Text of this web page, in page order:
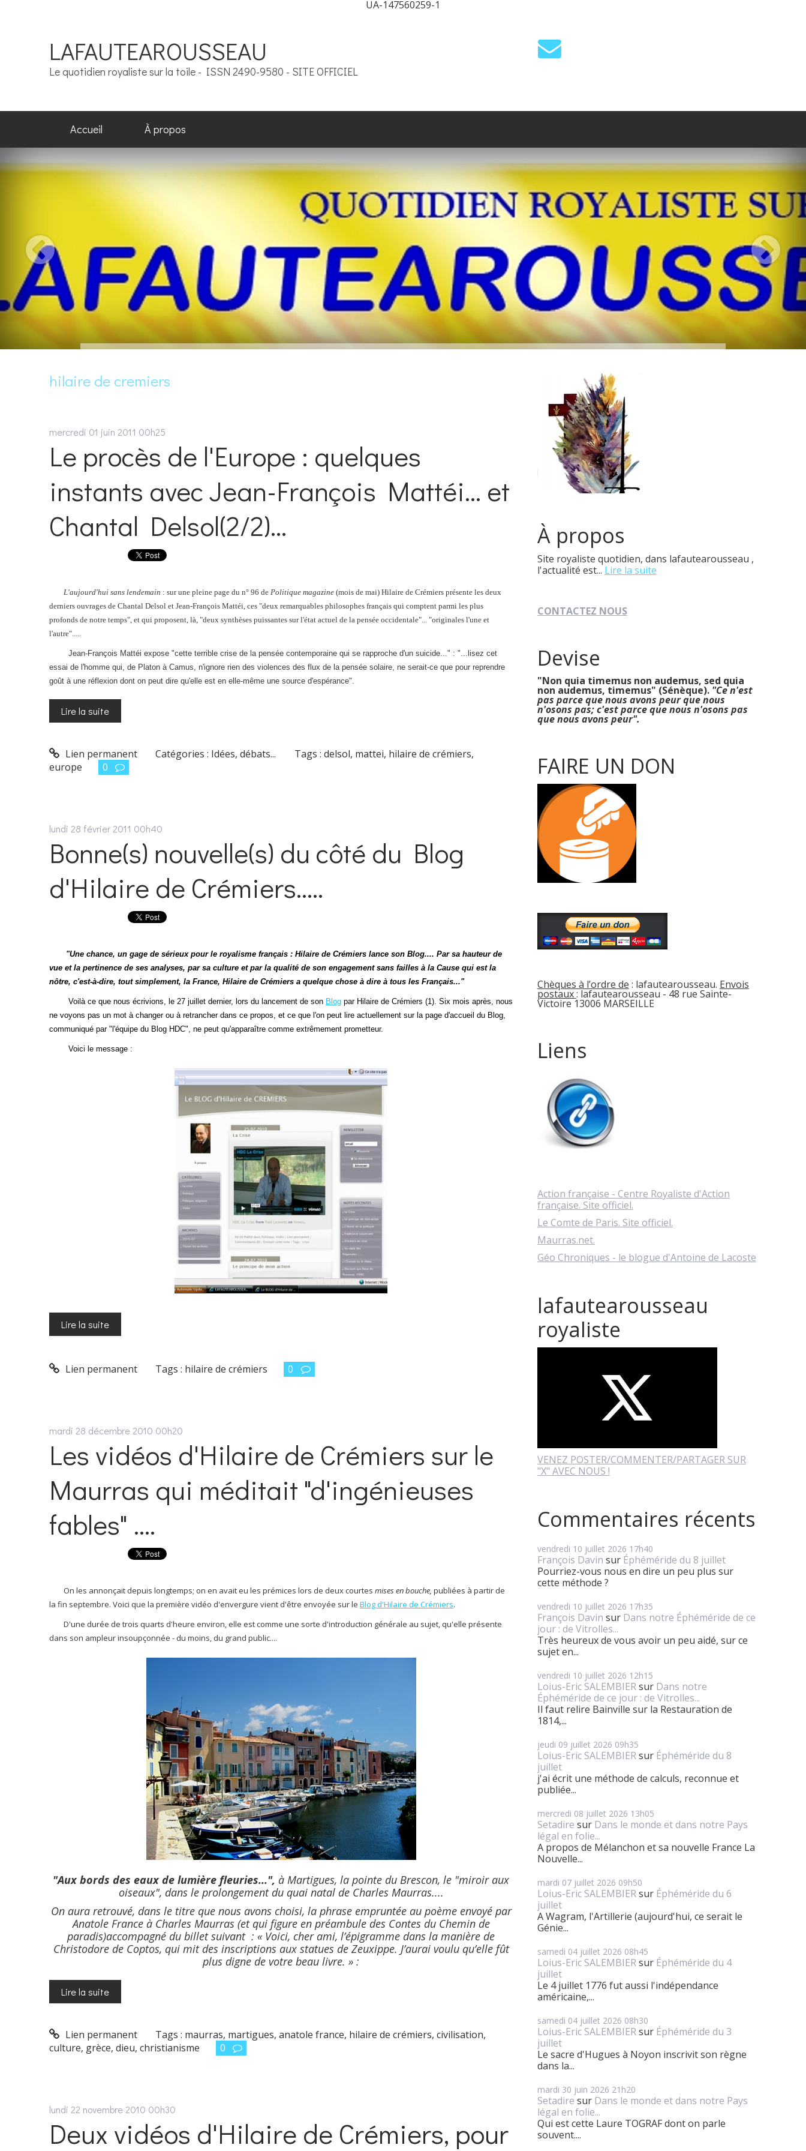
UA-147560259-1
LAFAUTEAROUSSEAU
Le quotidien royaliste sur la toile - ISSN 2490-9580 - SITE OFFICIEL
Accueil À propos
hilaire de cremiers
mercredi 01 juin 2011 00h25
Le procès de l'Europe : quelques
instants avec Jean-François Mattéi... et
Chantal Delsol(2/2)...
L'aujourd'hui sans lendemain : sur une pleine page du n° 96 de Politique magazine (mois de mai) Hilaire de Crémiers présente les deux
derniers ouvrages de Chantal Delsol et Jean-François Mattéi, ces "deux remarquables philosophes français qui comptent parmi les plus
profonds de notre temps", et qui proposent, là, "deux synthèses puissantes sur l'état actuel de la pensée occidentale"... "originales l'une et
l'autre".....
Jean-François Mattéi expose "cette terrible crise de la pensée contemporaine qui se rapproche d'un suicide..." : "...lisez cet
essai de l'homme qui, de Platon à Camus, n'ignore rien des violences des flux de la pensée solaire, ne serait-ce que pour reprendre
goût à une réflexion dont on peut dire qu'elle est en elle-même une source d'espérance".
Lire la suite
Lien permanent Catégories : Idées, débats... Tags :delsol, mattei, hilaire de crémiers,
europe
0
lundi 28 février 2011 00h40
Bonne(s) nouvelle(s) du côté du Blog
d'Hilaire de Crémiers.....
"Une chance, un gage de sérieux pour le royalisme français : Hilaire de Crémiers lance son Blog.... Par sa hauteur de
vue et la pertinence de ses analyses, par sa culture et par la qualité de son engagement sans failles à la Cause qui est la
nôtre, c'est-à-dire, tout simplement, la France, Hilaire de Crémiers a quelque chose à dire à tous les Français..."
Voilà ce que nous écrivions, le 27 juillet dernier, lors du lancement de son Blog par Hilaire de Crémiers (1). Six mois après, nous
ne voyons pas un mot à changer ou à retrancher dans ce propos, et ce que l'on peut lire actuellement sur la page d'accueil du Blog,
communiqué par "l'équipe du Blog HDC", ne peut qu'apparaître comme extrêmement prometteur.
Voici le message :
Lire la suite
Lien permanent Tags : hilaire de crémiers 0
mardi 28 décembre 2010 00h20
Les vidéos d'Hilaire de Crémiers sur le
Maurras qui méditait "d'ingénieuses
fables" ....
On les annonçait depuis longtemps; on en avait eu les prémices lors de deux courtes mises en bouche, publiées à partir de
la fin septembre. Voici que la première vidéo d'envergure vient d'être envoyée sur le Blog d'Hilaire de Crémiers.
D'une durée de trois quarts d'heure environ, elle est comme une sorte d'introduction générale au sujet, qu'elle présente
dans son ampleur insoupçonnée - du moins, du grand public....
"Aux bords des eaux de lumière fleuries...", à Martigues, la pointe du Brescon, le "miroir aux
oiseaux", dans le prolongement du quai natal de Charles Maurras....
On aura retrouvé, dans le titre que nous avons choisi, la phrase empruntée au poème envoyé par
Anatole France à Charles Maurras (et qui figure en préambule des Contes du Chemin de
paradis)accompagné du billet suivant : « Voici, cher ami, l’épigramme dans la manière de
Christodore de Coptos, qui mit des inscriptions aux statues de Zeuxippe. J’aurai voulu qu’elle fût
plus digne de votre beau livre. » :
Lire la suite
Lien permanent Tags : maurras, martigues,anatole france, hilaire de crémiers,civilisation,
culture, grèce, dieu, christianisme 0
lundi 22 novembre 2010 00h30
Deux vidéos d'Hilaire de Crémiers, pour
À propos
Site royaliste quotidien, dans lafautearousseau ,
l'actualité est... Lire la suite
CONTACTEZ NOUS
Devise
"Non quia timemus non audemus, sed quia
non audemus, timemus" (Sénèque). "Ce n'est
pas parce que nous avons peur que nous
n'osons pas; c'est parce que nous n'osons pas
que nous avons peur".
FAIRE UN DON
Chèques à l’ordre de : lafautearousseau. Envois
postaux: lafautearousseau - 48 rue Sainte-
Victoire 13006 MARSEILLE
Liens
Action française - Centre Royaliste d'Action
française. Site officiel.
Le Comte de Paris. Site officiel.
Maurras.net.
Géo Chroniques - le blogue d'Antoine de Lacoste
lafautearousseau
royaliste
VENEZ POSTER/COMMENTER/PARTAGER SUR
"X" AVEC NOUS !
Commentaires récents
vendredi 10 juillet 2026 17h40
François Davin sur Éphéméride du 8 juillet
Pourriez-vous nous en dire un peu plus sur
cette méthode ?
vendredi 10 juillet 2026 17h35
François Davin sur Dans notre Éphéméride de ce
jour : de Vitrolles...
Très heureux de vous avoir un peu aidé, sur ce
sujet en...
vendredi 10 juillet 2026 12h15
Loius-Eric SALEMBIERsur Dans notre
Éphéméride de ce jour : de Vitrolles...
Il faut relire Bainville sur la Restauration de
1814,...
jeudi 09 juillet 2026 09h35
Loius-Eric SALEMBIERsur Éphéméride du 8
juillet
j'ai écrit une méthode de calculs, reconnue et
publiée...
mercredi 08 juillet 2026 13h05
Setadire sur Dans le monde et dans notre Pays
légal en folie...
A propos de Mélanchon et sa nouvelle France La
Nouvelle...
mardi 07 juillet 2026 09h50
Loius-Eric SALEMBIERsur Éphéméride du 6
juillet
A Wagram, l'Artillerie (aujourd'hui, ce serait le
Génie...
samedi 04 juillet 2026 08h45
Loius-Eric SALEMBIERsur Éphéméride du 4
juillet
Le 4 juillet 1776 fut aussi l'indépendance
américaine,...
samedi 04 juillet 2026 08h30
Loius-Eric SALEMBIERsur Éphéméride du 3
juillet
Le sacre d'Hugues à Noyon inscrivit son règne
dans la...
mardi 30 juin 2026 21h20
Setadire sur Dans le monde et dans notre Pays
légal en folie...
Qui est cette Laure TOGRAF dont on parle
souvent....